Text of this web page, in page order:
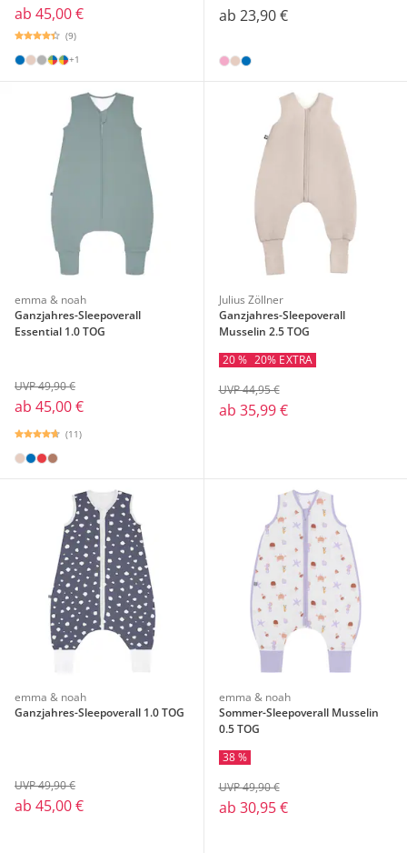
ab 45,00 €
(9)
+1
ab 23,90 €
emma & noah
Ganzjahres-Sleepoverall
Essential 1.0 TOG
ab 45,00 €
UVP 49,90 €
(11)
Julius Zöllner
Ganzjahres-Sleepoverall
Musselin 2.5 TOG
20 % 20% EXTRA
ab 35,99 €
UVP 44,95 €
emma & noah
Ganzjahres-Sleepoverall 1.0 TOG
ab 45,00 €
UVP 49,90 €
emma & noah
Sommer-Sleepoverall Musselin
0.5 TOG
38 %
ab 30,95 €
UVP 49,90 €